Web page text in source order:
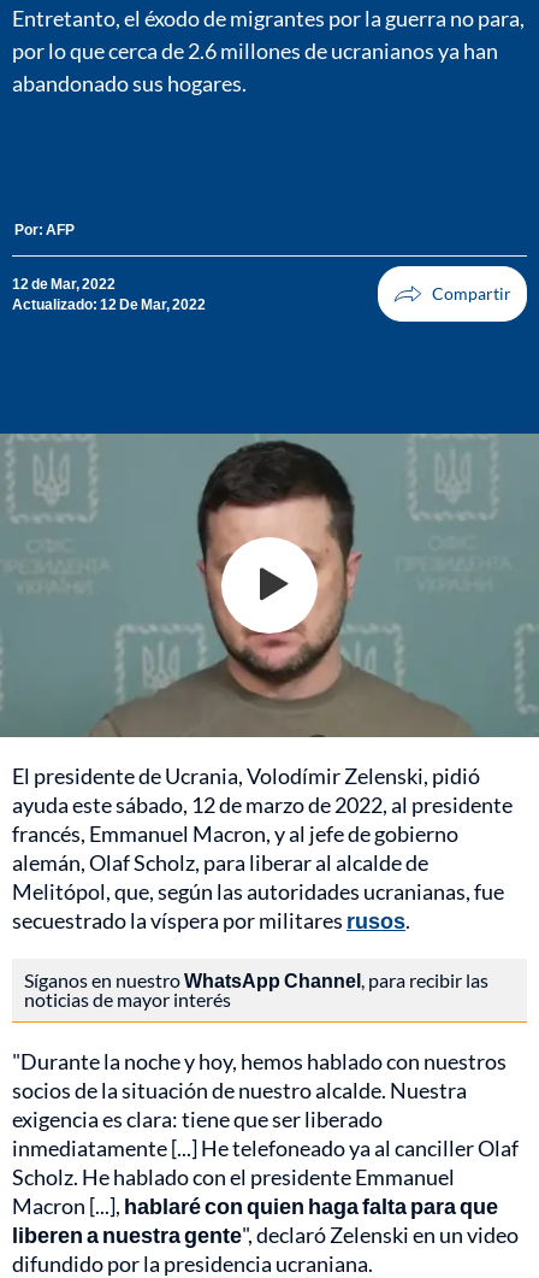
Entretanto, el éxodo de migrantes por la guerra no para,
por lo que cerca de 2.6 millones de ucranianos ya han
abandonado sus hogares.
Por: AFP
12 de Mar, 2022
Actualizado: 12 De Mar, 2022
El presidente de Ucrania, Volodímir Zelenski, pidió
ayuda este sábado, 12 de marzo de 2022, al presidente
francés, Emmanuel Macron, y al jefe de gobierno
alemán, Olaf Scholz, para liberar al alcalde de
Melitópol, que, según las autoridades ucranianas, fue
secuestrado la víspera por militares rusos.
Síganos en nuestroWhatsApp Channel , para recibir las
noticias de mayor interés
"Durante la noche y hoy, hemos hablado con nuestros
socios de la situación de nuestro alcalde. Nuestra
exigencia es clara: tiene que ser liberado
inmediatamente [...] He telefoneado ya al canciller Olaf
Scholz. He hablado con el presidente Emmanuel
Macron [...], hablaré con quien haga falta para que
liberen a nuestra gente", declaró Zelenski en un video
difundido por la presidencia ucraniana.